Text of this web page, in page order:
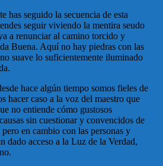
has seguido la secuencia de esta
seguir viviendo la mentira seudo
a renunciar al camino torcido y
Buena. Aquí no hay piedras con las
suave lo suficientemente iluminado
hace algún tiempo somos fieles de
hacer caso a la voz del maestro que
no entiende cómo gustosos
sin cuestionar y convencidos de
en cambio con las personas y
dado acceso a la Luz de la Verdad,